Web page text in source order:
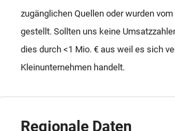
und weiterzuführen.
zugänglichen Quellen oder wurden
gestellt. Sollten uns keine
dies durch <1 Mio. € aus weil es sich
Kleinunternehmen handelt.
Regionale Daten